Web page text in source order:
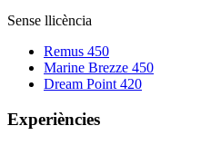
Sense llicència
Remus 450
Marine Brezze 450
Dream Point 420
Experiències